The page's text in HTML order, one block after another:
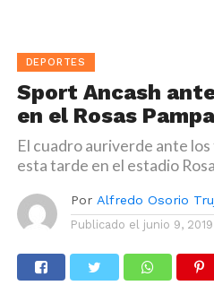
DEPORTES
Sport Ancash
en el Rosas
El cuadro auriverde ante
esta tarde en el estadio
Por Alfredo Osorio
Publicado el junio 9, 2019